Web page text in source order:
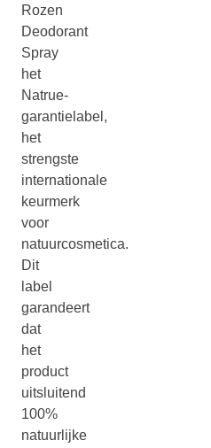
Rozen
Deodorant
Spray
het
Natrue-
garantielabel,
het
strengste
internationale
keurmerk
voor
natuurcosmetica.
Dit
label
garandeert
dat
het
product
uitsluitend
100%
natuurlijke